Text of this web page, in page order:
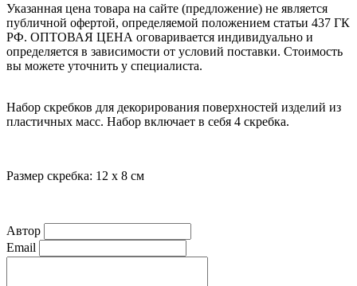
Указанная цена товара на сайте (предложение) не является
публичной офертой, определяемой положением статьи 437 ГК
РФ. ОПТОВАЯ ЦЕНА оговаривается индивидуально и
определяется в зависимости от условий поставки. Стоимость
вы можете уточнить у специалиста.
Набор скребков для декорирования поверхностей изделий из
пластичных масс. Набор включает в себя 4 скребка.
Размер скребка: 12 х 8 см
Автор
Email